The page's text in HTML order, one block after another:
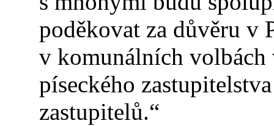
poděkovat za důvěru
v komunálních volbách
píseckého
zastupitelů.“